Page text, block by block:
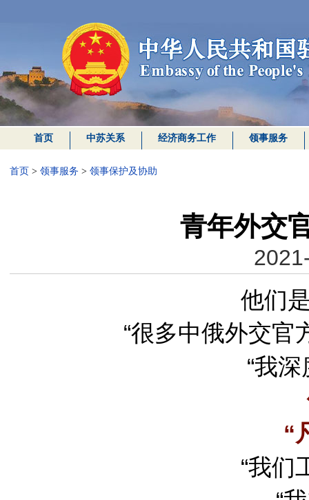
首页 中苏关系 经济商务工作 领事服务
首页 > 领事服务 > 领事保护及协助
青年外交
他们
“很多中俄外交官
“我深
“
“我们